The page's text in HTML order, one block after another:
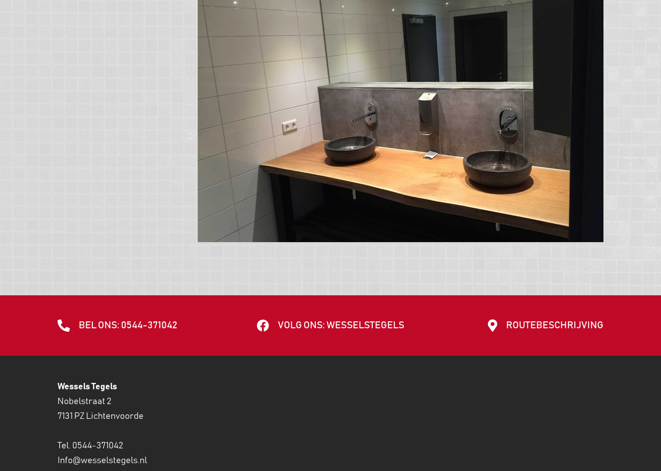
BEL ONS: 0544-371042 VOLG ONS: WESSELSTEGELS ROUTEBESCHRIJVING
Wessels Tegels
Nobelstraat 2
7131 PZ Lichtenvoorde
Tel. 0544-371042
Info@wesselstegels.nl